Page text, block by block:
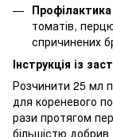
томатів,
спричинених
Інструкція із
Розчинити 25 мл
для кореневого
рази протягом
більшістю